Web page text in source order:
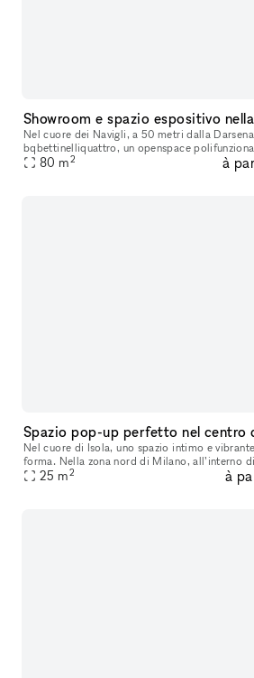
Nel cuore dei Navigli, a 50 metri dalla
bqbettinelliquattro, un openspace
accesso diretto su strada ideale ad uso
80 m2 à
Spazio pop-up perfetto nel centro
Nel cuore di Isola, uno spazio intimo e
forma. Nella zona nord di Milano, all’interno di una corte immersa nel
verde, questo spazio pop-up prende nuova
25 m2 à